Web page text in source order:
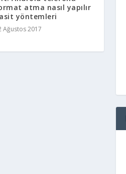
atma nasıl yapılır
yöntemleri
Ağustos 2017